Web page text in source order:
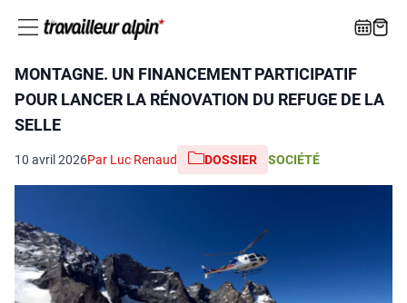
MONTAGNE. UN FINANCEMENT PARTICIPATIF
POUR LANCER LA RÉNOVATION DU REFUGE DE LA
SELLE
10 avril 2026Par Luc Renaud DOSSIER SOCIÉTÉ